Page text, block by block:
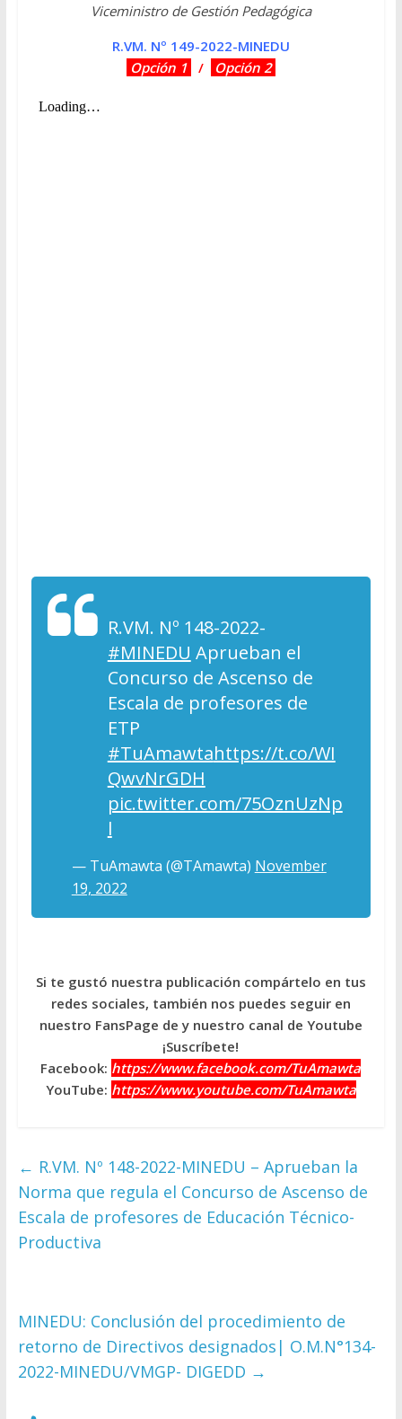
Viceministro de Gestión Pedagógica
R.VM. Nº 149-2022-MINEDU
Opción 1 / Opción 2
R.VM. Nº 148-2022-
#MINEDU Aprueban el
Concurso de Ascenso de
Escala de profesores de
ETP
#TuAmawtahttps://t.co/WI
QwvNrGDH
pic.twitter.com/75OznUzNp
l
— TuAmawta (@TAmawta) November
19, 2022
Si te gustó nuestra publicación compártelo en tus
redes sociales, también nos puedes seguir en
nuestro FansPage de y nuestro canal de Youtube
¡Suscríbete!
Facebook: https://www.facebook.com/TuAmawta
YouTube: https://www.youtube.com/TuAmawta
← R.VM. Nº 148-2022-MINEDU – Aprueban la
Norma que regula el Concurso de Ascenso de
Escala de profesores de Educación Técnico-
Productiva
MINEDU: Conclusión del procedimiento de
retorno de Directivos designados| O.M.N°134-
2022-MINEDU/VMGP- DIGEDD →